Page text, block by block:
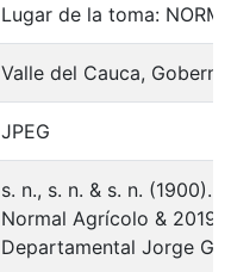
Lugar de la toma:
Valle del Cauca,
JPEG
s. n., s. n. & s. n. (1900).
Normal Agrícolo &
Departamental Jorge